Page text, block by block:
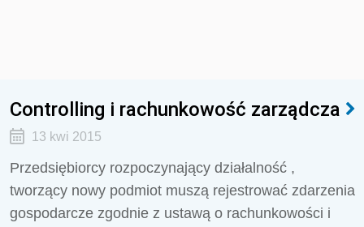
Controlling i rachunkowość zarządcza
13 kwi 2015
Przedsiębiorcy rozpoczynający działalność ,
tworzący nowy podmiot muszą rejestrować zdarzenia
gospodarcze zgodnie z ustawą o rachunkowości i